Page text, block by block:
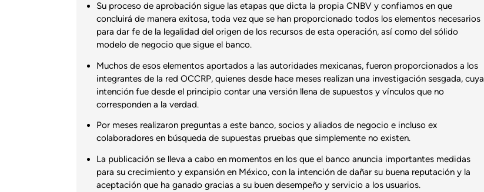
Su proceso de aprobación sigue las etapas que dicta la propia CNBV y confiamos en que
concluirá de manera exitosa, toda vez que se han proporcionado todos los elementos necesarios
para dar fe de la legalidad del origen de los recursos de esta operación, así como del sólido
modelo de negocio que sigue el banco.
Muchos de esos elementos aportados a las autoridades mexicanas, fueron proporcionados a los
integrantes de la red OCCRP, quienes desde hace meses realizan una investigación sesgada, cuya
intención fue desde el principio contar una versión llena de supuestos y vínculos que no
corresponden a la verdad.
Por meses realizaron preguntas a este banco, socios y aliados de negocio e incluso ex
colaboradores en búsqueda de supuestas pruebas que simplemente no existen.
La publicación se lleva a cabo en momentos en los que el banco anuncia importantes medidas
para su crecimiento y expansión en México, con la intención de dañar su buena reputación y la
aceptación que ha ganado gracias a su buen desempeño y servicio a los usuarios.